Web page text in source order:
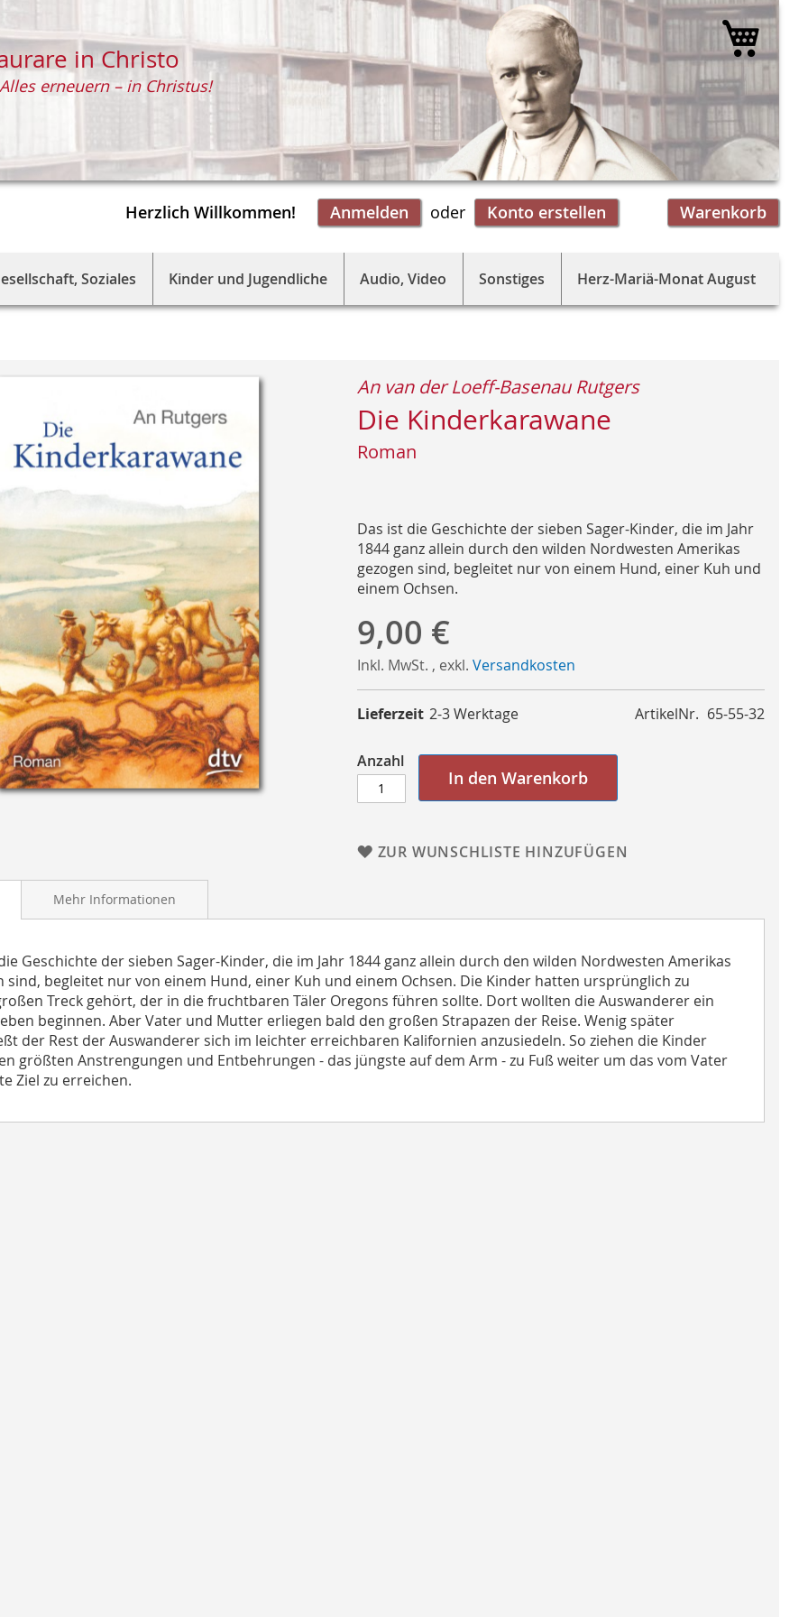
Herzlich Willkommen! Anmelden Warenkorb
Konto erstellen
in Christo
Alles erneuern – in Christus!
Mein
Soziales Kinder und Jugendliche Audio, Video Sonstiges Herz-Mariä-Monat August
Die Kinderkarawane
Roman
An van der Loeff-Basenau Rutgers
Das ist die Geschichte der sieben Sager-Kinder, die im Jahr
1844 ganz allein durch den wilden Nordwesten Amerikas
gezogen sind, begleitet nur von einem Hund, einer Kuh und
einem Ochsen.
9,00 €
Inkl. MwSt. , exkl. Versandkosten
ArtikelNr. 65-55-32
Lieferzeit 2-3 Werktage
Anzahl
In den Warenkorb
ZUR WUNSCHLISTE HINZUFÜGEN
Geschichte der sieben Sager-Kinder, die im Jahr 1844 ganz allein durch den wilden Nordwesten Amerikas
sind, begleitet nur von einem Hund, einer Kuh und einem Ochsen. Die Kinder hatten ursprünglich zu
Treck gehört, der in die fruchtbaren Täler Oregons führen sollte. Dort wollten die Auswanderer ein
beginnen. Aber Vater und Mutter erliegen bald den großen Strapazen der Reise. Wenig später
der Rest der Auswanderer sich im leichter erreichbaren Kalifornien anzusiedeln. So ziehen die Kinder
größten Anstrengungen und Entbehrungen - das jüngste auf dem Arm - zu Fuß weiter um das vom Vater
Ziel zu erreichen.
Mehr Informationen